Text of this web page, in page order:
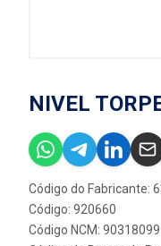
NIVEL
Código do Fabricante:
Código: 920660
Código NCM: 90318099